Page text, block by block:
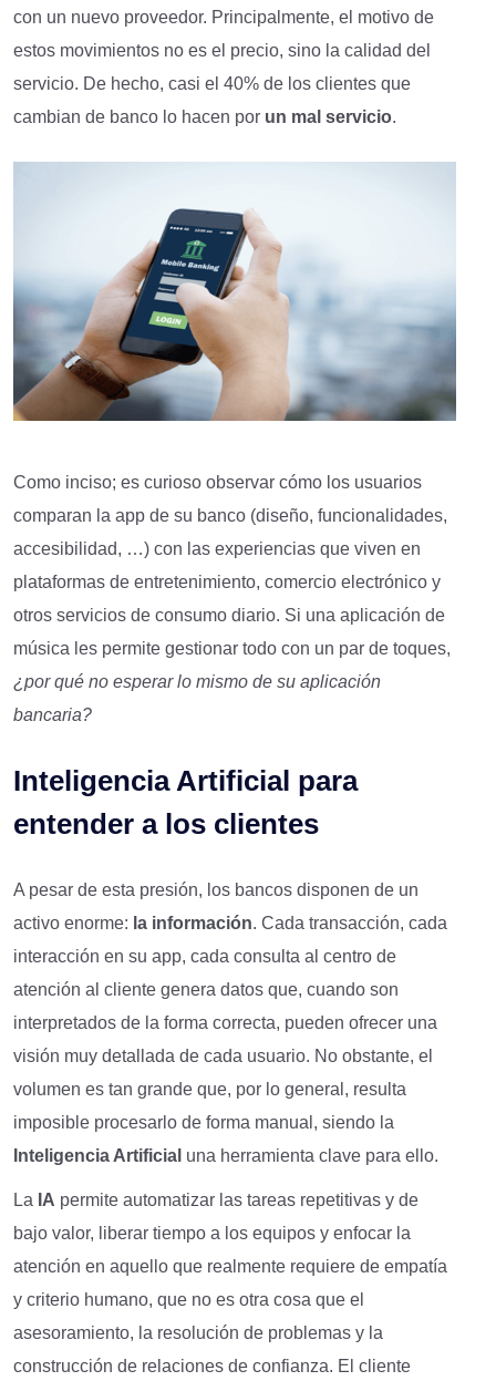
con un nuevo proveedor. Principalmente, el motivo de
estos movimientos no es el precio, sino la calidad del
servicio. De hecho, casi el 40% de los clientes que
cambian de banco lo hacen por un mal servicio.
Como inciso; es curioso observar cómo los usuarios
comparan la app de su banco (diseño, funcionalidades,
accesibilidad, …) con las experiencias que viven en
plataformas de entretenimiento, comercio electrónico y
otros servicios de consumo diario. Si una aplicación de
música les permite gestionar todo con un par de toques,
¿por qué no esperar lo mismo de su aplicación
bancaria?
Inteligencia Artificial para
entender a los clientes
A pesar de esta presión, los bancos disponen de un
activo enorme: la información. Cada transacción, cada
interacción en su app, cada consulta al centro de
atención al cliente genera datos que, cuando son
interpretados de la forma correcta, pueden ofrecer una
visión muy detallada de cada usuario. No obstante, el
volumen es tan grande que, por lo general, resulta
imposible procesarlo de forma manual, siendo la
Inteligencia Artificial una herramienta clave para ello.
La IA permite automatizar las tareas repetitivas y de
bajo valor, liberar tiempo a los equipos y enfocar la
atención en aquello que realmente requiere de empatía
y criterio humano, que no es otra cosa que el
asesoramiento, la resolución de problemas y la
construcción de relaciones de confianza. El cliente